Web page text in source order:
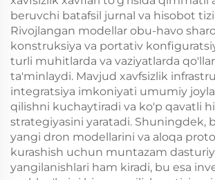
beruvchi batafsil jurnal va hisobot
Rivojlangan modellar obu-havo
konstruksiya va portativ
turli muhitlarda va vaziyatlarda
ta'minlaydi. Mavjud xavfsizlik
integratsiya imkoniyati umumiy
qilishni kuchaytiradi va ko'p qavatli
strategiyasini yaratadi. Shuningdek,
yangi dron modellarini va aloqa
kurashish uchun muntazam
yangilanishlari ham kiradi, bu esa